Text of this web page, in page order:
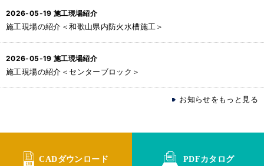
2026-05-19 施工現場紹介
施工現場の紹介＜和歌山県内防火水槽施工＞
2026-05-19 施工現場紹介
施工現場の紹介＜センターブロック＞
お知らせをもっと見る
CADダウンロード PDFカタログ